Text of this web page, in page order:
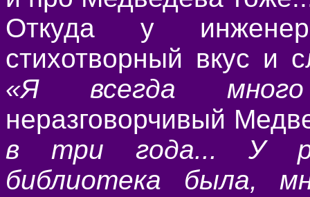
Откуда у
стихотворный вкус и
«Я всегда
неразговорчивый
в три года... У
библиотека была,